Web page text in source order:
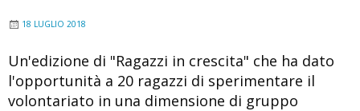
18 LUGLIO 2018
Un'edizione di "Ragazzi in crescita" che ha dato
l'opportunità a 20 ragazzi di sperimentare il
volontariato in una dimensione di gruppo